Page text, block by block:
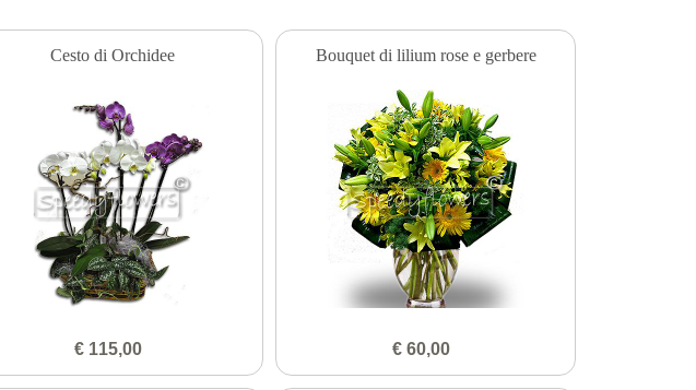
Cesto di Orchidee
€ 115,00
Bouquet di lilium rose e gerbere
€ 60,00